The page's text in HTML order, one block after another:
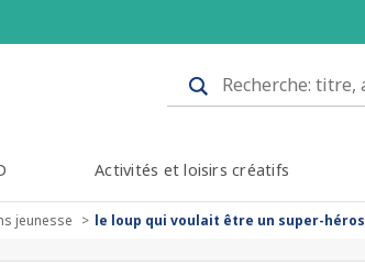
Activités et loisirs créatifs
jeunesse le loup qui voulait être un super-héros